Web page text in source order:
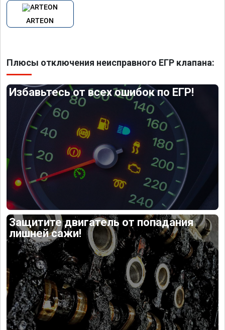
ARTEON
Плюсы отключения неисправного ЕГР клапана:
Избавьтесь от всех ошибок по ЕГР!
Защитите двигатель от попадания
лишней сажи!